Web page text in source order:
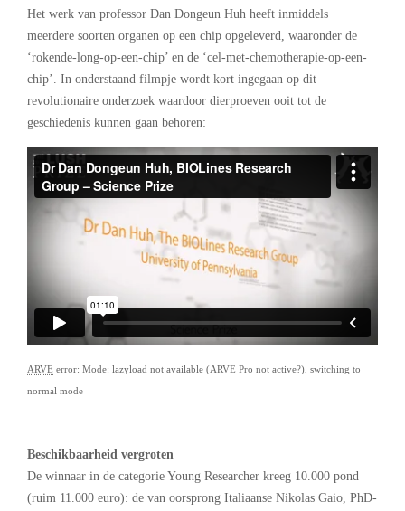
Het werk van professor Dan Dongeun Huh heeft inmiddels
meerdere soorten organen op een chip opgeleverd, waaronder de
‘rokende-long-op-een-chip’ en de ‘cel-met-chemotherapie-op-een-
chip’. In onderstaand filmpje wordt kort ingegaan op dit
revolutionaire onderzoek waardoor dierproeven ooit tot de
geschiedenis kunnen gaan behoren:
ARVE error: Mode: lazyload not available (ARVE Pro not active?), switching to
normal mode
Beschikbaarheid vergroten
De winnaar in de categorie Young Researcher kreeg 10.000 pond
(ruim 11.000 euro): de van oorsprong Italiaanse Nikolas Gaio, PhD-